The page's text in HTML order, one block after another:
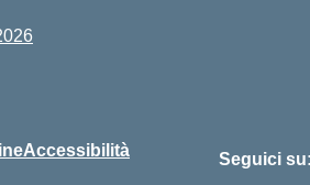
Accessibilità Seguici su: